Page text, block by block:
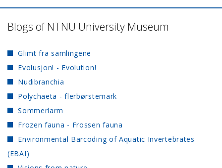
Blogs of NTNU University Museum
Glimt fra samlingene
Evolusjon! - Evolution!
Nudibranchia
Polychaeta - flerbørstemark
Sommerlarm
Frozen fauna - Frossen fauna
Environmental Barcoding of Aquatic Invertebrates
(EBAI)